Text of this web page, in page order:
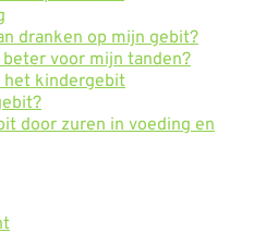
dranken op mijn gebit?
voor mijn tanden?
het kindergebit
door zuren in voeding en